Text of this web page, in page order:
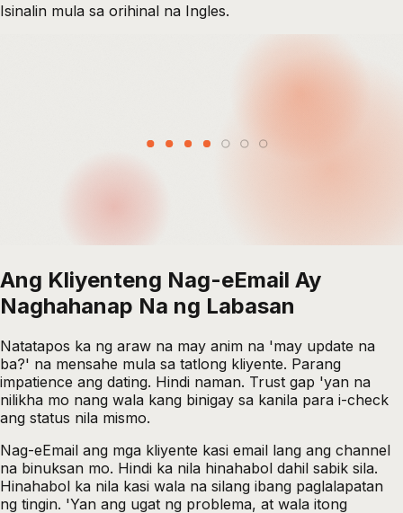
Isinalin mula sa orihinal na Ingles.
Ang Kliyenteng Nag-eEmail Ay
Naghahanap Na ng Labasan
Natatapos ka ng araw na may anim na 'may update na
ba?' na mensahe mula sa tatlong kliyente. Parang
impatience ang dating. Hindi naman. Trust gap 'yan na
nilikha mo nang wala kang binigay sa kanila para i-check
ang status nila mismo.
Nag-eEmail ang mga kliyente kasi email lang ang channel
na binuksan mo. Hindi ka nila hinahabol dahil sabik sila.
Hinahabol ka nila kasi wala na silang ibang paglalapatan
ng tingin. 'Yan ang ugat ng problema, at wala itong